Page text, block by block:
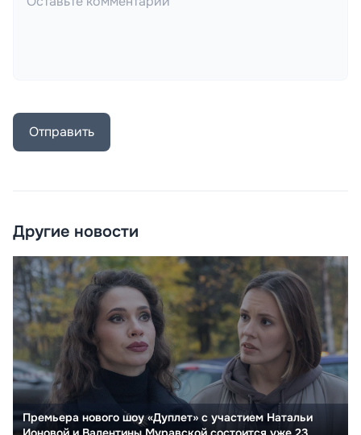
Отправить
Другие новости
Премьера нового шоу «Дуплет» с участием Натальи